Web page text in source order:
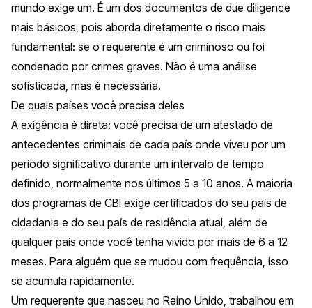
mundo exige um. É um dos documentos de due diligence
mais básicos, pois aborda diretamente o risco mais
fundamental: se o requerente é um criminoso ou foi
condenado por crimes graves. Não é uma análise
sofisticada, mas é necessária.
De quais países você precisa deles
A exigência é direta: você precisa de um atestado de
antecedentes criminais de cada país onde viveu por um
período significativo durante um intervalo de tempo
definido, normalmente nos últimos 5 a 10 anos. A maioria
dos programas de CBI exige certificados do seu país de
cidadania e do seu país de residência atual, além de
qualquer país onde você tenha vivido por mais de 6 a 12
meses. Para alguém que se mudou com frequência, isso
se acumula rapidamente.
Um requerente que nasceu no Reino Unido, trabalhou em